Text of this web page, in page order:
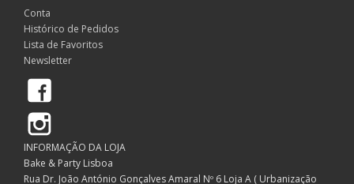
Conta
Histórico de Pedidos
Lista de Favoritos
Newsletter
INFORMAÇÃO DA LOJA
Bake & Party Lisboa
Rua Dr. João António Gonçalves Amaral Nº 6 Loja A ( Urbanização